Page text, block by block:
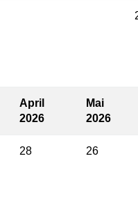
April
2026
Mai
2026
28 26